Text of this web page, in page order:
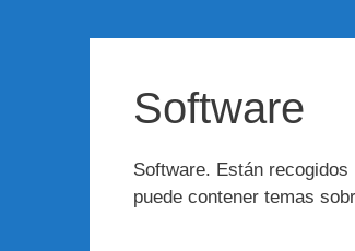
Software
Software. Están
puede contener temas